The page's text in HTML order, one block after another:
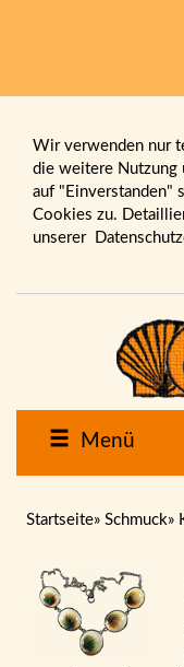
Wir verwenden nur
die weitere Nutzung
auf "Einverstanden"
Cookies zu.
unserer
Menü
Startseite» Schmuck»